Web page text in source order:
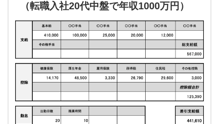
（転職入社20代中盤で年収1000万円）